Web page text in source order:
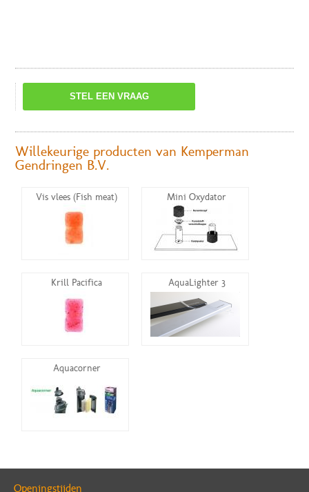
STEL EEN VRAAG
Willekeurige producten van Kemperman
Gendringen B.V.
Vis vlees (Fish meat) Mini Oxydator
Krill Pacifica AquaLighter 3
Aquacorner